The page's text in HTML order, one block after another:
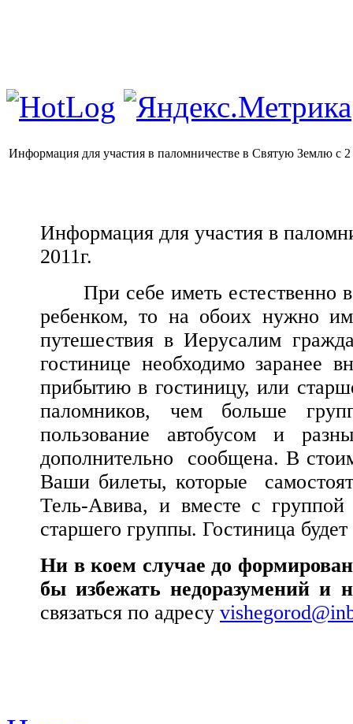
Информация для участия в паломничестве в Святую Землю с
Информация для участия в
2011г.
При себе иметь естественно
ребенком, то на обоих нужно
путешествия в Иерусалим
гостинице необходимо заранее
прибытию в гостиницу, или
паломников, чем больше
пользование автобусом и
дополнительно
сообщена. В
Ваши билеты, которые
Тель-Авива, и вместе с группой
старшего группы. Гостиница
Ни в коем случае до
бы избежать недоразумений и
связаться по адресу